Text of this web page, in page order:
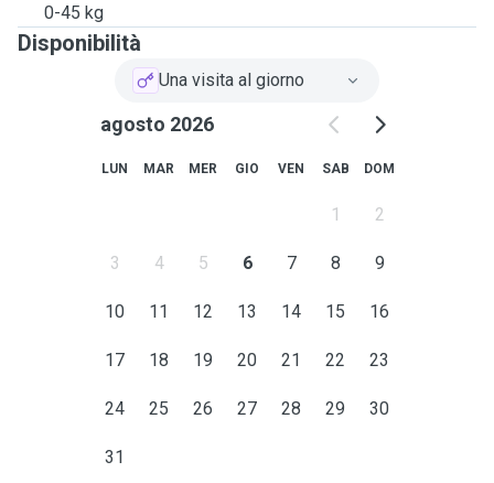
0-45 kg
Disponibilità
Una visita al giorno
agosto 2026
LUN MAR MER GIO VEN SAB DOM
1 2
3 4 5 6 7 8 9
10 11 12 13 14 15 16
17 18 19 20 21 22 23
24 25 26 27 28 29 30
31